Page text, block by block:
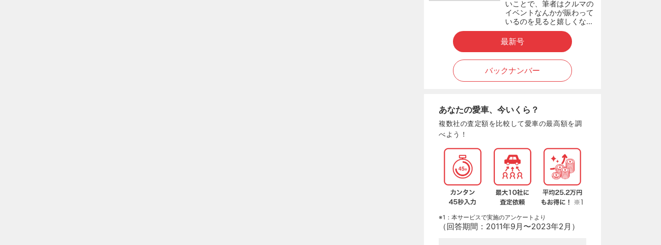
いことで、筆者はクルマの
イベントなんかが賑わって
いるのを見ると嬉しくな…
最新号
バックナンバー
あなたの愛車、今いくら？
複数社の査定額を比較して愛車の最高額を調
べよう！
※1：本サービスで実施のアンケートより
（回答期間：2011年9月〜2023年2月）